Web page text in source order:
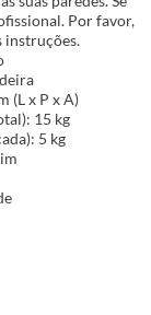
Por favor,
instruções.
(L x P x A)
15 kg
5 kg